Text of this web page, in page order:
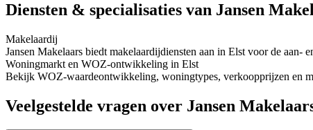
Diensten & specialisaties van Jansen
Makelaardij
Jansen Makelaars biedt makelaardijdiensten aan in Elst voor de aan-
Woningmarkt en WOZ-ontwikkeling in Elst
Bekijk WOZ-waardeontwikkeling, woningtypes, verkoopprijzen en
Veelgestelde vragen over Jansen